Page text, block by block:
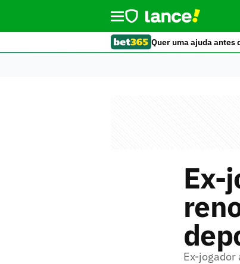
Quer uma ajuda antes
Ex-
Ex-jogador